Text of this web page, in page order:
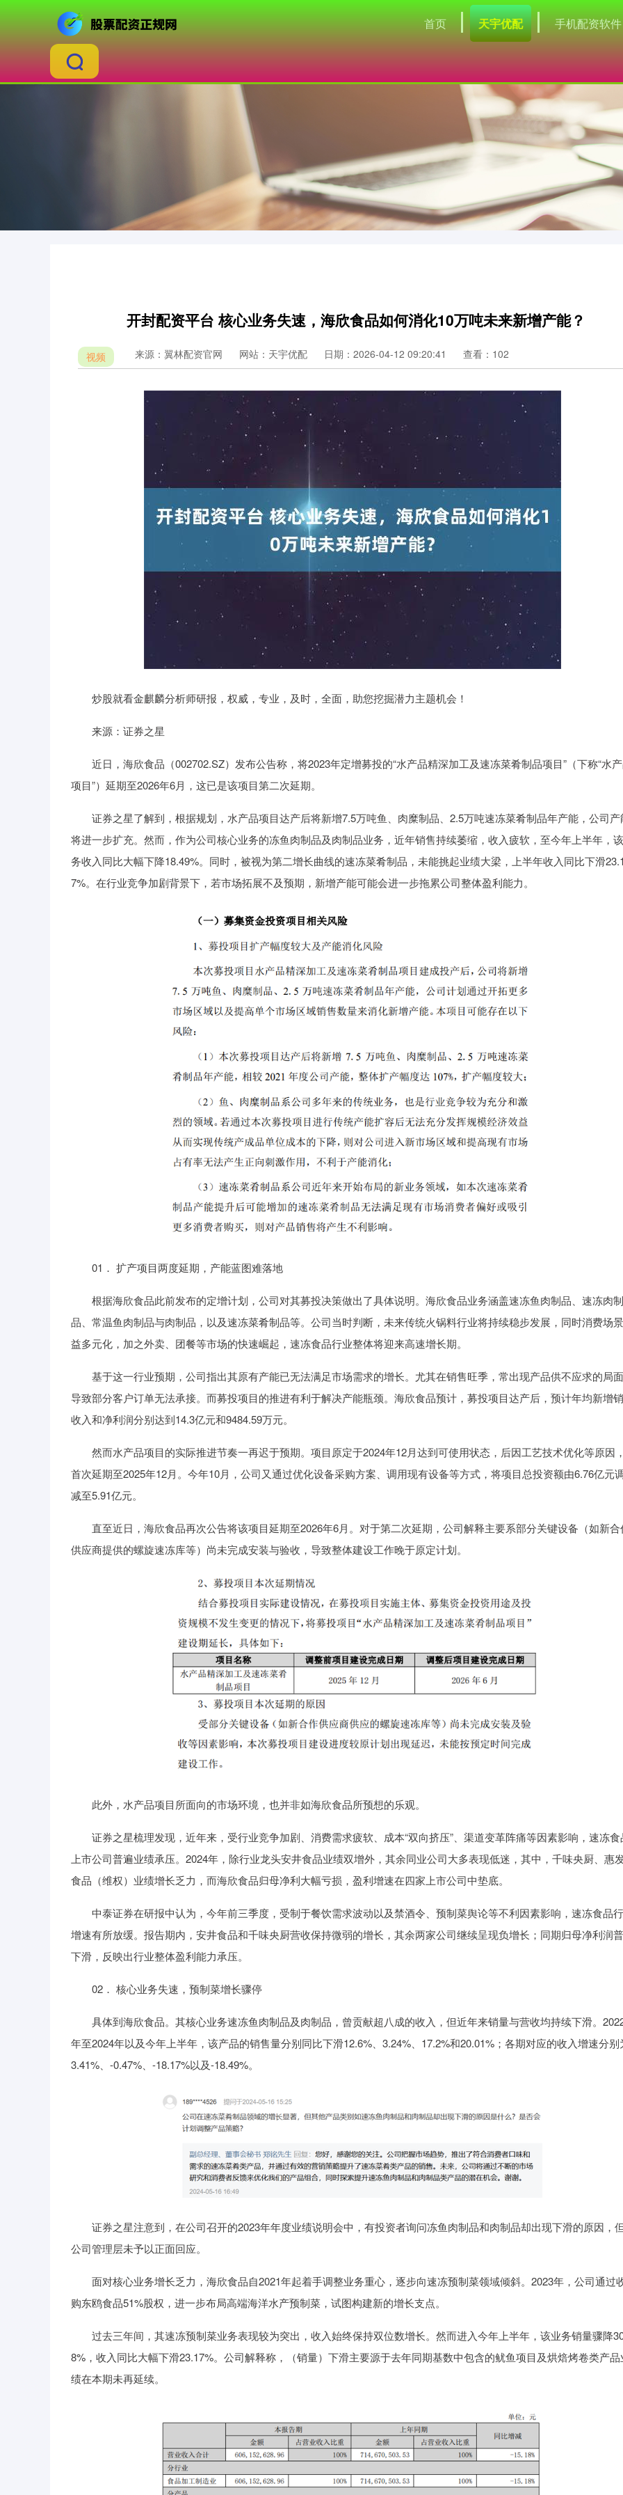
首页 天宇优配 手机配资软件
开封配资平台 核心业务失速，海欣食品如何消化10万吨未来新增产能？
视频 来源：翼林配资官网 网站：天宇优配 日期：2026-04-12 09:20:41 查看：102
炒股就看金麒麟分析师研报，权威，专业，及时，全面，助您挖掘潜力主题机会！
来源：证券之星
近日，海欣食品（002702.SZ）发布公告称，将2023年定增募投的“水产品精深加工及速冻菜肴制品项目”（下称“水
项目”）延期至2026年6月，这已是该项目第二次延期。
证券之星了解到，根据规划，水产品项目达产后将新增7.5万吨鱼、肉糜制品、2.5万吨速冻菜肴制品年产能，公司产
将进一步扩充。然而，作为公司核心业务的冻鱼肉制品及肉制品业务，近年销售持续萎缩，收入疲软，至今年上半年，
务收入同比大幅下降18.49%。同时，被视为第二增长曲线的速冻菜肴制品，未能挑起业绩大梁，上半年收入同比下滑
7%。在行业竞争加剧背景下，若市场拓展不及预期，新增产能可能会进一步拖累公司整体盈利能力。
01． 扩产项目两度延期，产能蓝图难落地
根据海欣食品此前发布的定增计划，公司对其募投决策做出了具体说明。海欣食品业务涵盖速冻鱼肉制品、速冻肉制
品、常温鱼肉制品与肉制品，以及速冻菜肴制品等。公司当时判断，未来传统火锅料行业将持续稳步发展，同时消费场
益多元化，加之外卖、团餐等市场的快速崛起，速冻食品行业整体将迎来高速增长期。
基于这一行业预期，公司指出其原有产能已无法满足市场需求的增长。尤其在销售旺季，常出现产品供不应求的局
导致部分客户订单无法承接。而募投项目的推进有利于解决产能瓶颈。海欣食品预计，募投项目达产后，预计年均新增
收入和净利润分别达到14.3亿元和9484.59万元。
然而水产品项目的实际推进节奏一再迟于预期。项目原定于2024年12月达到可使用状态，后因工艺技术优化等原因
首次延期至2025年12月。今年10月，公司又通过优化设备采购方案、调用现有设备等方式，将项目总投资额由6.76亿元
减至5.91亿元。
直至近日，海欣食品再次公告将该项目延期至2026年6月。对于第二次延期，公司解释主要系部分关键设备（如新合
供应商提供的螺旋速冻库等）尚未完成安装与验收，导致整体建设工作晚于原定计划。
此外，水产品项目所面向的市场环境，也并非如海欣食品所预想的乐观。
证券之星梳理发现，近年来，受行业竞争加剧、消费需求疲软、成本“双向挤压”、渠道变革阵痛等因素影响，速冻食
上市公司普遍业绩承压。2024年，除行业龙头安井食品业绩双增外，其余同业公司大多表现低迷，其中，千味央厨、惠
食品（维权）业绩增长乏力，而海欣食品归母净利大幅亏损，盈利增速在四家上市公司中垫底。
中泰证券在研报中认为，今年前三季度，受制于餐饮需求波动以及禁酒令、预制菜舆论等不利因素影响，速冻食品
增速有所放缓。报告期内，安井食品和千味央厨营收保持微弱的增长，其余两家公司继续呈现负增长；同期归母净利润
下滑，反映出行业整体盈利能力承压。
02． 核心业务失速，预制菜增长骤停
具体到海欣食品。其核心业务速冻鱼肉制品及肉制品，曾贡献超八成的收入，但近年来销量与营收均持续下滑。
年至2024年以及今年上半年，该产品的销售量分别同比下滑12.6%、3.24%、17.2%和20.01%；各期对应的收入增速分别
3.41%、-0.47%、-18.17%以及-18.49%。
证券之星注意到，在公司召开的2023年年度业绩说明会中，有投资者询问冻鱼肉制品和肉制品却出现下滑的原因，
公司管理层未予以正面回应。
面对核心业务增长乏力，海欣食品自2021年起着手调整业务重心，逐步向速冻预制菜领域倾斜。2023年，公司通过
购东鸥食品51%股权，进一步布局高端海洋水产预制菜，试图构建新的增长支点。
过去三年间，其速冻预制菜业务表现较为突出，收入始终保持双位数增长。然而进入今年上半年，该业务销量骤降
8%，收入同比大幅下滑23.17%。公司解释称，（销量）下滑主要源于去年同期基数中包含的鱿鱼项目及烘焙烤卷类产品
绩在本期未再延续。